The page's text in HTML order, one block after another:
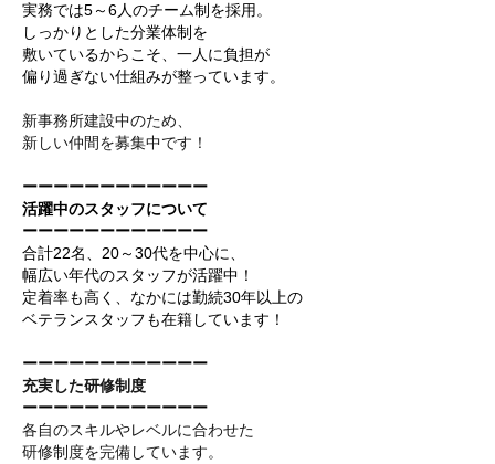
実務では5～6人のチーム制を採用。
しっかりとした分業体制を
敷いているからこそ、一人に負担が
偏り過ぎない仕組みが整っています。
新事務所建設中のため、
新しい仲間を募集中です！
ーーーーーーーーーーーー
活躍中のスタッフについて
ーーーーーーーーーーーー
合計22名、20～30代を中心に、
幅広い年代のスタッフが活躍中！
定着率も高く、なかには勤続30年以上の
ベテランスタッフも在籍しています！
ーーーーーーーーーーーー
充実した研修制度
ーーーーーーーーーーーー
各自のスキルやレベルに合わせた
研修制度を完備しています。